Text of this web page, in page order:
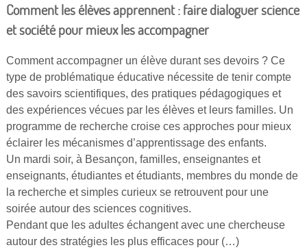
Comment les élèves apprennent : faire dialoguer science
et société pour mieux les accompagner
Comment accompagner un élève durant ses devoirs ? Ce
type de problématique éducative nécessite de tenir compte
des savoirs scientifiques, des pratiques pédagogiques et
des expériences vécues par les élèves et leurs familles. Un
programme de recherche croise ces approches pour mieux
éclairer les mécanismes d’apprentissage des enfants.
Un mardi soir, à Besançon, familles, enseignantes et
enseignants, étudiantes et étudiants, membres du monde de
la recherche et simples curieux se retrouvent pour une
soirée autour des sciences cognitives.
Pendant que les adultes échangent avec une chercheuse
autour des stratégies les plus efficaces pour (…)